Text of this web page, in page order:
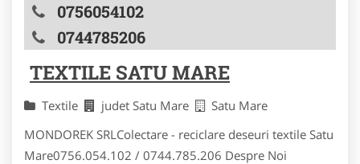
0756054102
0744785206
TEXTILE SATU MARE
Textile judet Satu Mare
Satu Mare
MONDOREK SRLColectare - reciclare deseuri textile Satu
Mare0756.054.102 / 0744.785.206 Despre Noi